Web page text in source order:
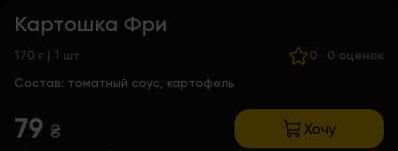
Картошка Фри
170 г | 1 шт 0 · 0 оценок
Состав: томатный соус, картофель
79 ₴ Хочу